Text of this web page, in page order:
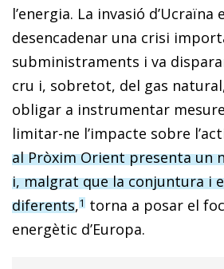
l’energia. La invasió d’Ucraïna
desencadenar una crisi
subministraments i va
cru i, sobretot, del gas
obligar a instrumentar
limitar-ne l’impacte sobre
al Pròxim Orient presenta un
i, malgrat que la conjuntura i
diferents,1 torna a posar el
energètic d’Europa.